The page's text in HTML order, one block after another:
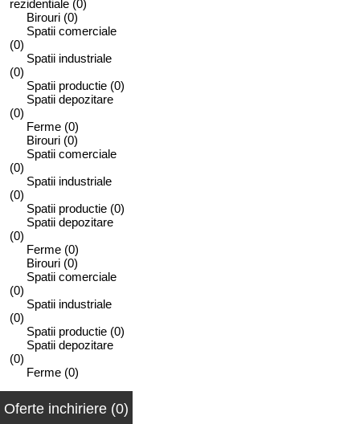
rezidentiale (0)
Birouri (0)
Spatii comerciale
(0)
Spatii industriale
(0)
Spatii productie (0)
Spatii depozitare
(0)
Ferme (0)
Birouri (0)
Spatii comerciale
(0)
Spatii industriale
(0)
Spatii productie (0)
Spatii depozitare
(0)
Ferme (0)
Birouri (0)
Spatii comerciale
(0)
Spatii industriale
(0)
Spatii productie (0)
Spatii depozitare
(0)
Ferme (0)
Oferte inchiriere (0)